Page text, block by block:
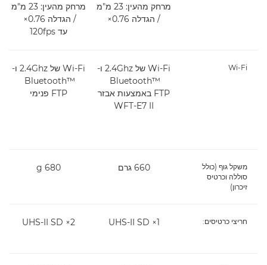
מרחק מהעין: 23 מ"מ
/ הגדלה ‎×0.76
מרחק מהעין: 23 מ"מ
/ הגדלה ‎×0.76
עד 120fps
Wi-Fi
Wi-Fi‏ של 2.4Ghz ו-
Bluetooth™‎
FTP באמצעות אבזר
WFT-E7 II
Wi-Fi‏ של 2.4Ghz ו-
Bluetooth™‎
FTP פנימי
משקל גוף (כולל
סוללה וכרטיס
זיכרון)
660 גרם 680 g
חריצי כרטיסים: 1× UHS-II SD
2× UHS-II SD